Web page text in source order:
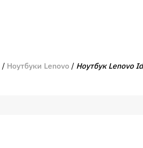
Ноутбуки Lenovo Ноутбук Lenovo